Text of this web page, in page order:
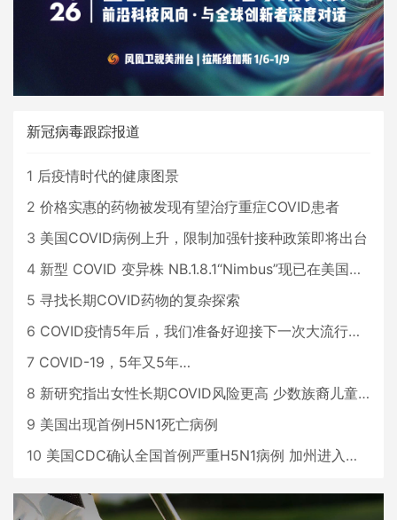
新冠病毒跟踪报道
1 后疫情时代的健康图景
2 价格实惠的药物被发现有望治疗重症COVID患者
3 美国COVID病例上升，限制加强针接种政策即将出台
4 新型 COVID 变异株 NB.1.8.1“Nimbus”现已在美国占据主导地位
5 寻找长期COVID药物的复杂探索
6 COVID疫情5年后，我们准备好迎接下一次大流行了吗？
7 COVID-19，5年又5年…
8 新研究指出女性长期COVID风险更高 少数族裔儿童存在差异
9 美国出现首例H5N1死亡病例
10 美国CDC确认全国首例严重H5N1病例 加州进入紧急状态